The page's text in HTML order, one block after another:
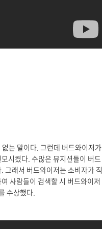
는 말이다. 그런데 버드와이저가
시켰다. 수많은 뮤지션들이 버드
그래서 버드와이저는 소비자가 직
사람들이 검색할 시 버드와이저
수상했다.